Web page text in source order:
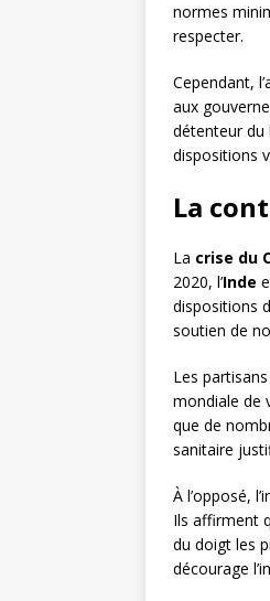
normes
respecter.
Cependant,
aux
détenteur du
dispositions
La
La crise du
2020, l’Inde
dispositions
soutien de
Les
mondiale de
que de
sanitaire
À l’opposé,
Ils affirment
du doigt les
décourage